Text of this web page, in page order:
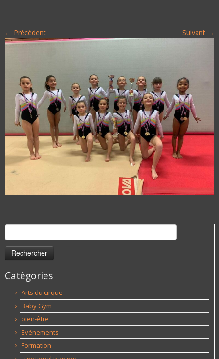
← Précédent Suivant →
Rechercher :
Catégories
Arts du cirque
Baby Gym
bien-être
Evénements
Formation